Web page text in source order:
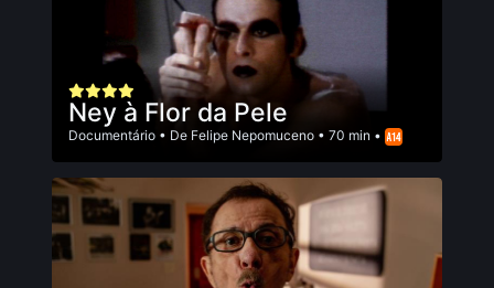
Ney à Flor da Pele
Documentário • De Felipe Nepomuceno • 70 min •